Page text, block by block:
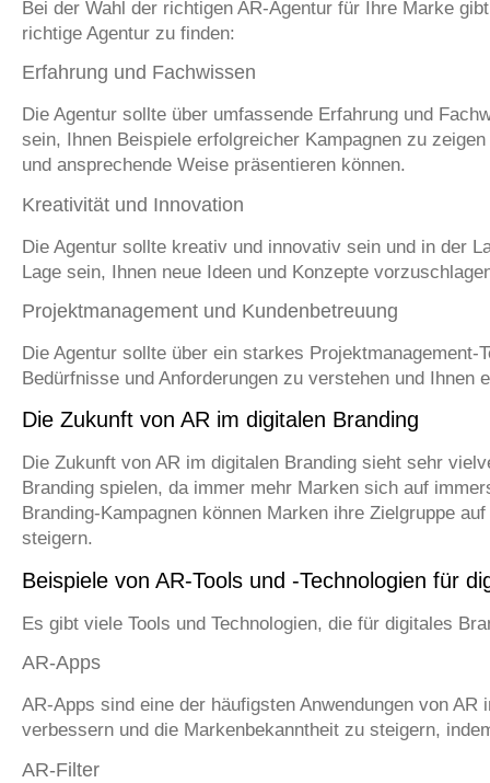
Bei der Wahl der richtigen AR-Agentur für Ihre Marke
richtige Agentur zu finden:
Erfahrung und Fachwissen
Die Agentur sollte über umfassende Erfahrung und
sein, Ihnen Beispiele erfolgreicher Kampagnen zu
und ansprechende Weise präsentieren können.
Kreativität und Innovation
Die Agentur sollte kreativ und innovativ sein und in der
Lage sein, Ihnen neue Ideen und Konzepte
Projektmanagement und Kundenbetreuung
Die Agentur sollte über ein starkes
Bedürfnisse und Anforderungen zu verstehen und
Die Zukunft von AR im digitalen Branding
Die Zukunft von AR im digitalen Branding sieht sehr
Branding spielen, da immer mehr Marken sich auf
Branding-Kampagnen können Marken ihre Zielgruppe
steigern.
Beispiele von AR-Tools und -Technologien für
Es gibt viele Tools und Technologien, die für digitales
AR-Apps
AR-Apps sind eine der häufigsten Anwendungen von
verbessern und die Markenbekanntheit zu steigern,
AR-Filter